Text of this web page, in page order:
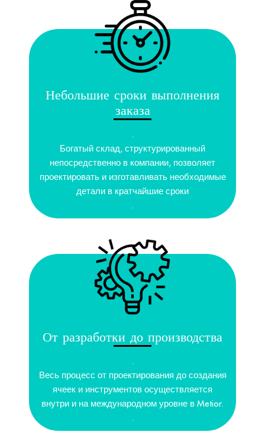
Небольшие сроки выполнения
заказа
.
Богатый склад, структурированный
непосредственно в компании, позволяет
проектировать и изготавливать необходимые
детали в кратчайшие сроки
.
От разработки до производства
.
Весь процесс от проектирования до создания
ячеек и инструментов осуществляется
внутри и на международном уровне в Metior.
.